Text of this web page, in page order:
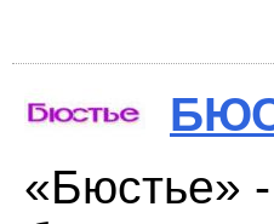
«Бюстье»